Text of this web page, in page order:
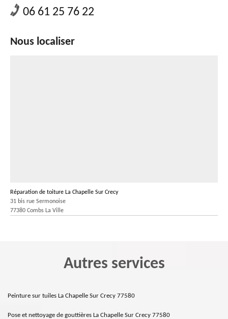
06 61 25 76 22
Nous localiser
Réparation de toiture La Chapelle Sur Crecy
31 bis rue Sermonoise
77380 Combs La Ville
Autres services
Peinture sur tuiles La Chapelle Sur Crecy 77580
Pose et nettoyage de gouttières La Chapelle Sur Crecy 77580